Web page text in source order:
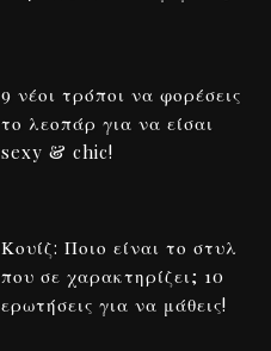
9 νέοι τρόποι να φορέσεις
το λεοπάρ για να είσαι
sexy & chic!
Κουίζ: Ποιο είναι το στυλ
που σε χαρακτηρίζει; 10
ερωτήσεις για να μάθεις!